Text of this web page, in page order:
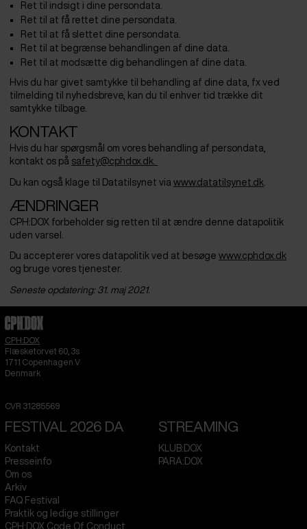
Ret til indsigt i dine persondata.
Ret til at få rettet dine persondata.
Ret til at få slettet dine persondata.
Ret til at begrænse behandlingen af dine data.
Ret til at modsætte dig behandlingen af dine data.
Hvis du har givet samtykke til behandling af dine data, fx ved
tilmelding til nyhedsbreve, kan du til enhver tid trække dit
samtykke tilbage.
KONTAKT
Hvis du har spørgsmål om vores behandling af persondata,
kontakt os på safety@cphdox.dk.
Du kan også klage til Datatilsynet via www.datatilsynet.dk
ÆNDRINGER
CPH:DOX forbeholder sig retten til at ændre denne datapolitik
uden varsel.
Du accepterer vores datapolitik ved at besøge www.cphdox.dk
og bruge vores tjenester.
Seneste opdatering: 31. maj 2021.
CPH:DOX
Flæsketorvet 60, 3s
1711 Copenhagen V
Denmark
CVR 31285569
FESTIVAL 2026 DA
Kontakt
Presseinfo
Om os
Arkiv
FAQ Festival
Praktik og ledige stillinger
CPH:DOX Code Of Conduct
STREAMING
KLUB:DOX
PARA:DOX